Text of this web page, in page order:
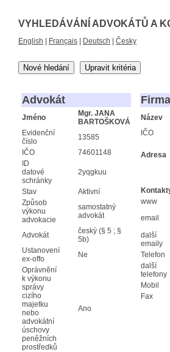
VYHLEDÁVÁNÍ ADVOKÁTŮ A
English Français Deutsch Česky
Nové hledání Upravit kritéria
Advokát
Jméno
Mgr. JANA
BARTOŠKOVÁ
Evidenční
číslo
13585
IČO
74601148
ID
datové
schránky
2yqgkuu
Stav
Aktivní
Způsob
výkonu
advokacie
samostatný
advokát
Advokát
český (§ 5 ; §
5b)
Ustanovení
ex-offo
Ne
Oprávnění
k výkonu
správy
cizího
majetku
nebo
advokátní
úschovy
peněžních
prostředků
Ano
Firma
Název
IČO
Adresa
www
email
další
emaily
Telefon
další
telefony
Mobil
Fax